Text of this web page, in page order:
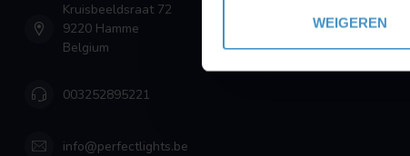
toestemming op elk
We gebruiken cookies om
websiteverkeer te
verstrekt of die ze hebben
WEIGEREN
Kruisbeeldsraat 72
9220 Hamme
Belgium
003252895221
info@perfectlights.be